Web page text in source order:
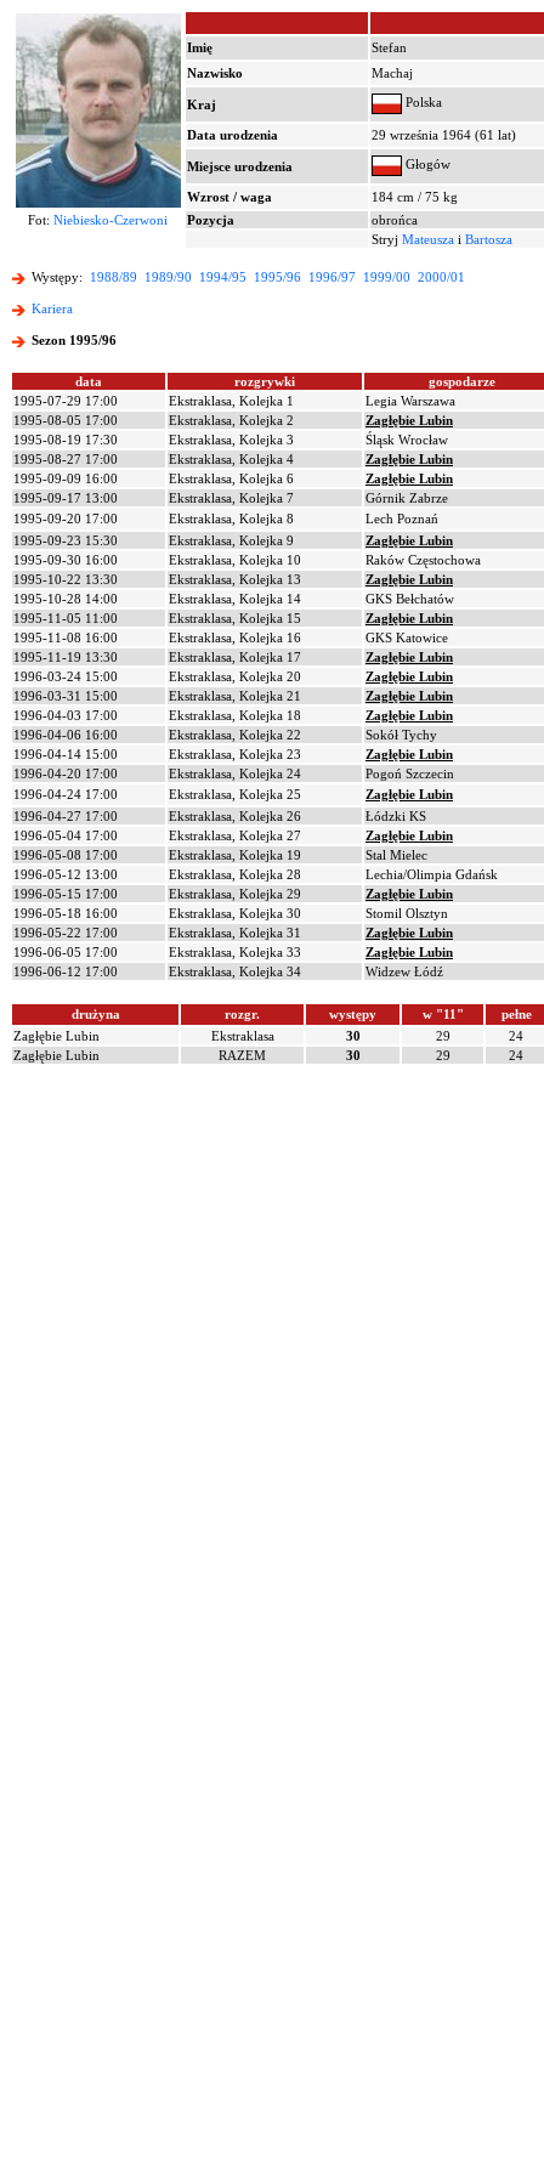
Imię
Stefan
Nazwisko
Machaj
Kraj Polska
Data urodzenia 29 września 1964 (61 lat)
Miejsce urodzenia Głogów
Wzrost / waga
184 cm / 75 kg
Fot: Niebiesko-Czerwoni Pozycja
obrońca
Stryj Mateusza i Bartosza
Występy: 1988/89 1989/90 1994/95 1995/96 1996/97 1999/00 2000/01
Kariera
Sezon 1995/96
data rozgrywki
gospodarze
1995-07-29 17:00
Ekstraklasa, Kolejka 1
Legia Warszawa
1995-08-05 17:00
Ekstraklasa, Kolejka 2
Zagłębie Lubin
1995-08-19 17:30
Ekstraklasa, Kolejka 3
Śląsk Wrocław
1995-08-27 17:00
Ekstraklasa, Kolejka 4
Zagłębie Lubin
1995-09-09 16:00
Ekstraklasa, Kolejka 6
Zagłębie Lubin
1995-09-17 13:00
Ekstraklasa, Kolejka 7
Górnik Zabrze
1995-09-20 17:00
Ekstraklasa, Kolejka 8
Lech Poznań
1995-09-23 15:30
Ekstraklasa, Kolejka 9
Zagłębie Lubin
1995-09-30 16:00
Ekstraklasa, Kolejka 10
Raków Częstochowa
1995-10-22 13:30
Ekstraklasa, Kolejka 13
Zagłębie Lubin
1995-10-28 14:00
Ekstraklasa, Kolejka 14
GKS Bełchatów
1995-11-05 11:00
Ekstraklasa, Kolejka 15
Zagłębie Lubin
1995-11-08 16:00
Ekstraklasa, Kolejka 16
GKS Katowice
1995-11-19 13:30
Ekstraklasa, Kolejka 17
Zagłębie Lubin
1996-03-24 15:00
Ekstraklasa, Kolejka 20
Zagłębie Lubin
1996-03-31 15:00
Ekstraklasa, Kolejka 21
Zagłębie Lubin
1996-04-03 17:00
Ekstraklasa, Kolejka 18
Zagłębie Lubin
1996-04-06 16:00
Ekstraklasa, Kolejka 22
Sokół Tychy
1996-04-14 15:00
Ekstraklasa, Kolejka 23
Zagłębie Lubin
1996-04-20 17:00
Ekstraklasa, Kolejka 24
Pogoń Szczecin
1996-04-24 17:00
Ekstraklasa, Kolejka 25
Zagłębie Lubin
1996-04-27 17:00
Ekstraklasa, Kolejka 26
Łódzki KS
1996-05-04 17:00
Ekstraklasa, Kolejka 27
Zagłębie Lubin
1996-05-08 17:00
Ekstraklasa, Kolejka 19
Stal Mielec
1996-05-12 13:00
Ekstraklasa, Kolejka 28
Lechia/Olimpia Gdańsk
1996-05-15 17:00
Ekstraklasa, Kolejka 29
Zagłębie Lubin
1996-05-18 16:00
Ekstraklasa, Kolejka 30
Stomil Olsztyn
1996-05-22 17:00
Ekstraklasa, Kolejka 31
Zagłębie Lubin
1996-06-05 17:00
Ekstraklasa, Kolejka 33
Zagłębie Lubin
1996-06-12 17:00
Ekstraklasa, Kolejka 34 Widzew Łódź
drużyna rozgr. występy w "11"
pełne
Zagłębie Lubin
Ekstraklasa 30 29
24
Zagłębie Lubin
RAZEM 30 29 24